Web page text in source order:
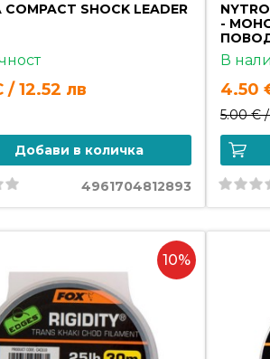
COMPACT SHOCK LEADER
12.52 лв
Добави в количка
4961704812893
-
В
4.50
5.00 €
10%